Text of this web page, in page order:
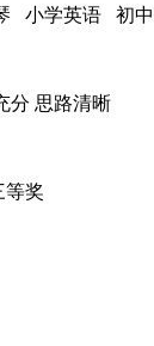
小学英语 初
分 思路清晰
等奖